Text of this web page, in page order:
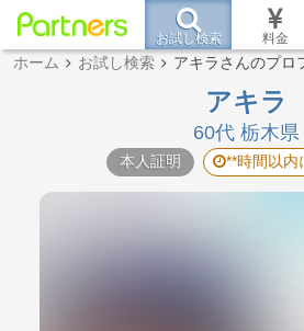
お試し検索 料金
ホーム お試し検索 アキラさんのプロ
アキラ
60代 栃木県
本人証明 **時間以内